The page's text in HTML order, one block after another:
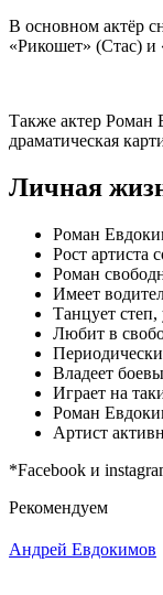
В основном актёр
«Рикошет» (Стас) и
Также актер Роман
драматическая
Личная
Роман
Рост артиста
Роман
Имеет
Танцует степ,
Любит в
Владеет
Играет на
Роман
Артист
*Facebook и
Рекомендуем
Андрей Евдокимов